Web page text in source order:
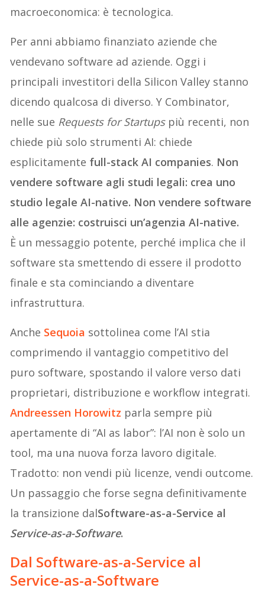
macroeconomica: è tecnologica.
Per anni abbiamo finanziato aziende che
vendevano software ad aziende. Oggi i
principali investitori della Silicon Valley stanno
dicendo qualcosa di diverso. Y Combinator,
nelle sue Requests for Startupspiù recenti, non
chiede più solo strumenti AI: chiede
esplicitamente full-stack AI companies. Non
vendere software agli studi legali: crea uno
studio legale AI-native. Non vendere software
alle agenzie: costruisci un’agenzia AI-native.
È un messaggio potente, perché implica che il
software sta smettendo di essere il prodotto
finale e sta cominciando a diventare
infrastruttura.
Anche Sequoia sottolinea come l’AI stia
comprimendo il vantaggio competitivo del
puro software, spostando il valore verso dati
proprietari, distribuzione e workflow integrati.
Andreessen Horowitz parla sempre più
apertamente di “AI as labor”: l’AI non è solo un
tool, ma una nuova forza lavoro digitale.
Tradotto: non vendi più licenze, vendi outcome.
Un passaggio che forse segna definitivamente
la transizione dalSoftware-as-a-Service al
Service-as-a-Software.
Dal Software-as-a-Service al
Service-as-a-Software